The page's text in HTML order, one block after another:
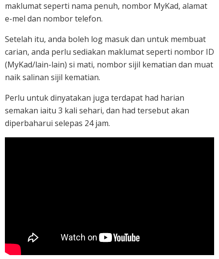
maklumat seperti nama penuh, nombor MyKad, alamat
e-mel dan nombor telefon.
Setelah itu, anda boleh log masuk dan untuk membuat
carian, anda perlu sediakan maklumat seperti nombor ID
(MyKad/lain-lain) si mati, nombor sijil kematian dan muat
naik salinan sijil kematian.
Perlu untuk dinyatakan juga terdapat had harian
semakan iaitu 3 kali sehari, dan had tersebut akan
diperbaharui selepas 24 jam.